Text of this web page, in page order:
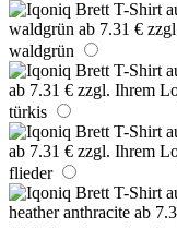
waldgrün
türkis
flieder